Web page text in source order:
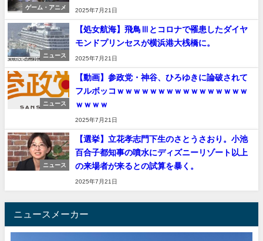
ゲーム・アニメ
2025年7月21日
ニュース
【処女航海】飛鳥Ⅲとコロナで罹患したダイヤ
モンドプリンセスが横浜港大桟橋に。
2025年7月21日
ニュース
【動画】参政党・神谷、ひろゆきに論破されて
フルボッコｗｗｗｗｗｗｗｗｗｗｗｗｗｗｗｗ
ｗｗｗｗ
2025年7月21日
ニュース
【選挙】立花孝志門下生のさとうさおり。小池
百合子都知事の噴水にディズニーリゾート以上
の来場者が来るとの試算を暴く。
2025年7月21日
ニュースメーカー